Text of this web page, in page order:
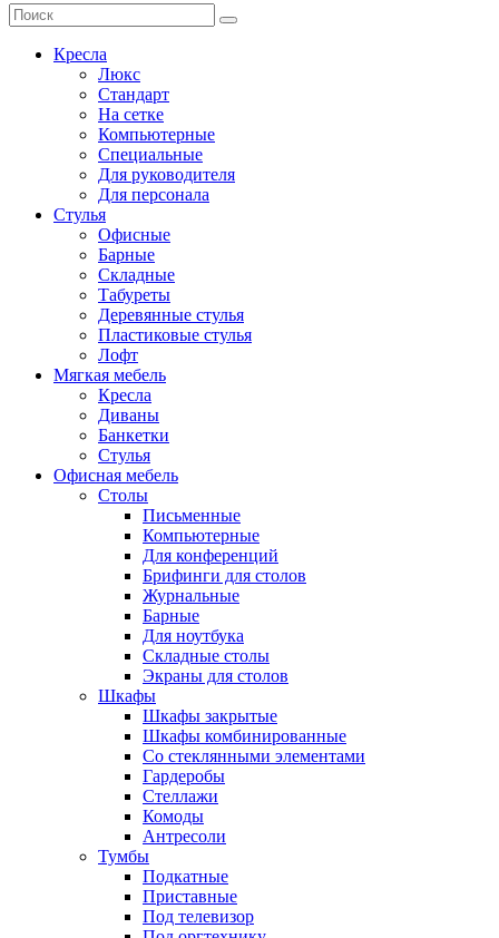
Кресла
Люкс
Стандарт
На сетке
Компьютерные
Специальные
Для руководителя
Для персонала
Стулья
Офисные
Барные
Складные
Табуреты
Деревянные стулья
Пластиковые стулья
Лофт
Мягкая мебель
Кресла
Диваны
Банкетки
Стулья
Офисная мебель
Столы
Письменные
Компьютерные
Для конференций
Брифинги для столов
Журнальные
Барные
Для ноутбука
Складные столы
Экраны для столов
Шкафы
Шкафы закрытые
Шкафы комбинированные
Со стеклянными элементами
Гардеробы
Стеллажи
Комоды
Антресоли
Тумбы
Подкатные
Приставные
Под телевизор